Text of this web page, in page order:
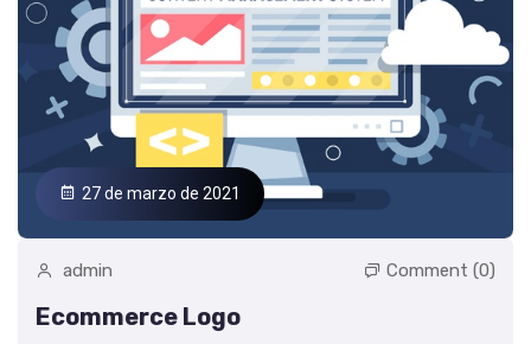
27 de marzo de 2021
admin Comment (0)
Ecommerce Logo